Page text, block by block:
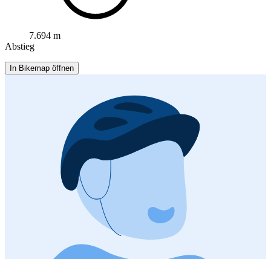
7.694 m
Abstieg
In Bikemap öffnen